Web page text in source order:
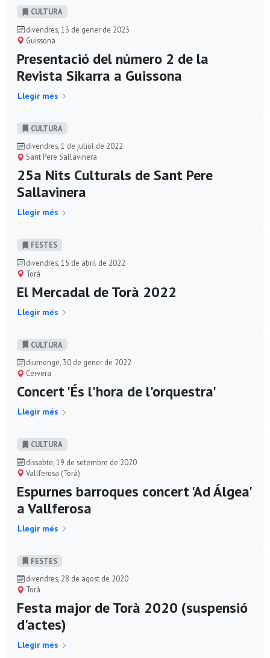
CULTURA
divendres, 13 de gener de 2023
Guissona
Presentació del número 2 de la
Revista Sikarra a Guissona
Llegir més
CULTURA
divendres, 1 de juliol de 2022
Sant Pere Sallavinera
25a Nits Culturals de Sant Pere
Sallavinera
Llegir més
FESTES
divendres, 15 de abril de 2022
Torà
El Mercadal de Torà 2022
Llegir més
CULTURA
diumenge, 30 de gener de 2022
Cervera
Concert 'És l'hora de l'orquestra'
Llegir més
CULTURA
dissabte, 19 de setembre de 2020
Vallferosa (Torà)
Espurnes barroques concert 'Ad Álgea'
a Vallferosa
Llegir més
FESTES
divendres, 28 de agost de 2020
Torà
Festa major de Torà 2020 (suspensió
d'actes)
Llegir més